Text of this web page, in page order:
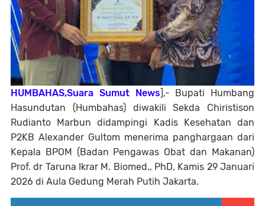
HUMBAHAS,Suara Sumut News ],- Bupati Humbang
Hasundutan (Humbahas) diwakili Sekda Chiristison
Rudianto Marbun didampingi Kadis Kesehatan dan
P2KB Alexander Gultom menerima panghargaan dari
Kepala BPOM (Badan Pengawas Obat dan Makanan)
Prof. dr Taruna Ikrar M. Biomed., PhD, Kamis 29 Januari
2026 di Aula Gedung Merah Putih Jakarta.